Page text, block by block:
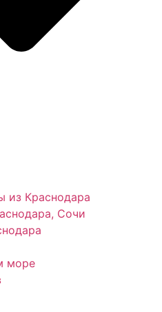
из Краснодара
Сочи
море